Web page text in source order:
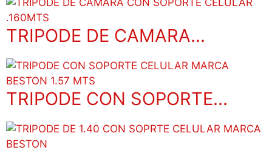
TRIPODE DE CAMARA...
TRIPODE CON SOPORTE...